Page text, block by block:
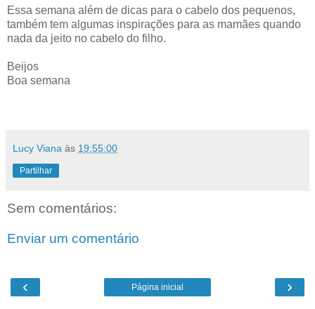
Essa semana além de dicas para o cabelo dos pequenos,
também tem algumas inspirações para as mamães quando
nada da jeito no cabelo do filho.
Beijos
Boa semana
Lucy Viana às 19:55:00
Partilhar
Sem comentários:
Enviar um comentário
‹ ›
Página inicial